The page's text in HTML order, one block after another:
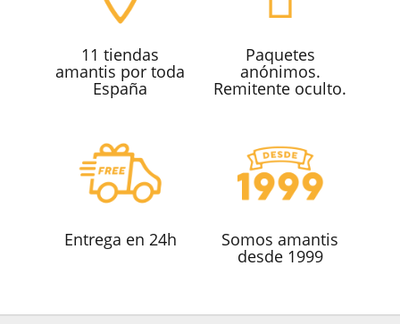
11 tiendas
amantis por toda
España
Paquetes
anónimos.
Remitente oculto.
Entrega en 24h Somos amantis
desde 1999